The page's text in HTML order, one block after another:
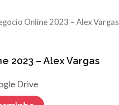
Online 2023 – Alex Vargas
2023 – Alex Vargas
Drive